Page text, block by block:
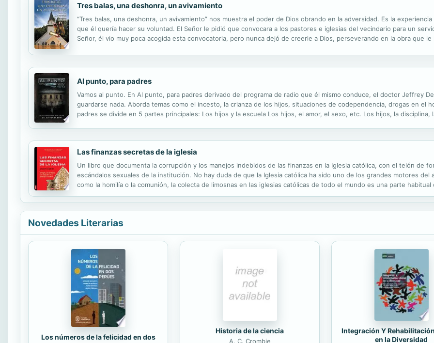
Tres balas, una deshonra, un avivamiento
“Tres balas, una deshonra, un avivamiento” nos muestra el poder de Dios obrando en la adversidad. Es la
que él quería hacer su voluntad. El Señor le pidió que convocara a los pastores e iglesias del vecindario para un
Señor, él vio muy poca acogida esta convocatoria, pero nunca dejó de creerle a Dios, perseverando en la obra que
Al punto, para padres
Vamos al punto. En Al punto, para padres derivado del programa de radio que él mismo conduce, el doctor Jeffrey
guardarse nada. Aborda temas como el incesto, la crianza de los hijos, situaciones de codependencia, drogas en el
padres se divide en 5 partes principales: Los hijos y la escuela Los hijos, el amor, el sexo, etc. Los hijos, la disciplina,
Las finanzas secretas de la iglesia
Un libro que documenta la corrupción y los manejos indebidos de las finanzas en la Iglesia católica, con el telón de
escándalos sexuales de la institución. No hay duda de que la Iglesia católica ha sido uno de los grandes motores del
como la homilía o la comunión, la colecta de limosnas en las iglesias católicas de todo el mundo es una parte
Novedades Literarias
Los números de la felicidad en dos
Historia de la ciencia
A. C. Crombie
Integración Y
en la Diversidad